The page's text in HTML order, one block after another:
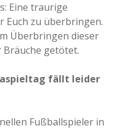
Eine traurige
Euch zu überbringen.
Überbringen dieser
getötet.
fällt leider
Fußballspieler in